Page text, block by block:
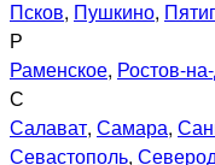
Псков, Пушкино,
Р
Раменское, Ростов-
С
Салават, Самара,
Севастополь,